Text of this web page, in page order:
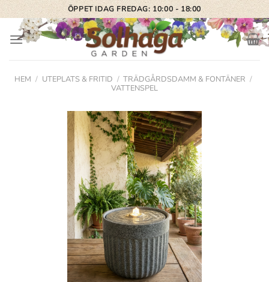
Skip
to
content
ÖPPET IDAG FREDAG: 10:00 - 18:00
HEM / UTEPLATS & FRITID / TRÄDGÅRDSDAMM & FONTÄNER /
VATTENSPEL